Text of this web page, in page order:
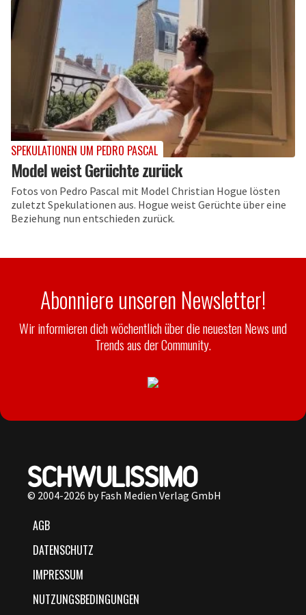
SPEKULATIONEN UM PEDRO PASCAL
Model weist Gerüchte zurück
Fotos von Pedro Pascal mit Model Christian Hogue lösten
zuletzt Spekulationen aus. Hogue weist Gerüchte über eine
Beziehung nun entschieden zurück.
Abonniere unseren Newsletter!
Wir informieren dich wöchentlich über die neuesten News und
Trends aus der Community.
© 2004-2026 by Fash Medien Verlag GmbH
AGB
DATENSCHUTZ
IMPRESSUM
NUTZUNGSBEDINGUNGEN